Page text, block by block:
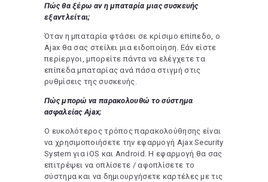
Πώς θα ξέρω αν η μπαταρία μιας συσκευής
εξαντλείται;
Όταν η μπαταρία φτάσει σε κρίσιμο επίπεδο, ο
Ajax θα σας στείλει μια ειδοποίηση. Εάν είστε
περίεργοι, μπορείτε πάντα να ελέγχετε τα
επίπεδα μπαταρίας ανά πάσα στιγμή στις
ρυθμίσεις της συσκευής.
Πώς μπορώ να παρακολουθώ το σύστημα
ασφαλείας Ajax;
Ο ευκολότερος τρόπος παρακολούθησης είναι
να χρησιμοποιήσετε την εφαρμογή Ajax Security
System για iOS και Android. Η εφαρμογή θα σας
επιτρέψει να οπλίσετε / αφοπλίσετε το
σύστημα και να δημιουργήσετε καρτέλες με τις